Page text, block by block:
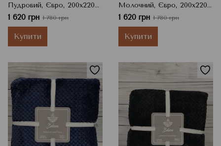
Пудровий, Євро, 200x220
см
1 620 грн 1 780 грн
Купити
Молочний, Євро, 200x220
см
1 620 грн 1 780 грн
Купити